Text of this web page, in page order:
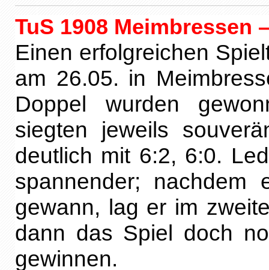
TuS 1908
Einen erfolgreichen
am 26.05. in
Doppel wurden
siegten jeweils
deutlich mit 6:2, 6:0.
spannender;
gewann, lag er im
dann das Spiel doch
gewinnen.